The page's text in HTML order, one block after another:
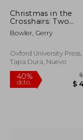
Christmas in the
Crosshairs: Two
Thousand Years of
Denouncing and
Most Celebrated
Holiday (en Inglés)
Bowler, Gerry
Oxford University Press,
Tapa Dura, Nuevo